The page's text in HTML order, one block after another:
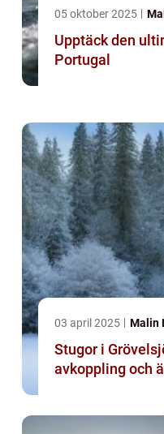
05 oktober 2025
Upptäck den
Portugal
03 april 2025 Malin
Stugor i
avkoppling och